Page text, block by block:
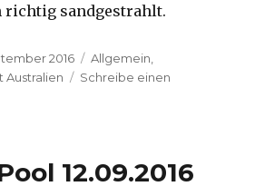
richtig sandgestrahlt.
2016 Kategorien
Allgemein
Australien
Schreibe einen
12.09.2016